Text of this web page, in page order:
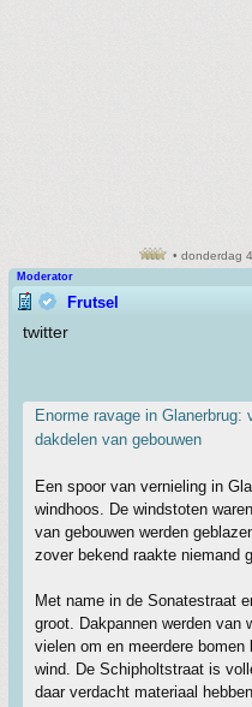
• donderdag
Moderator
Frutsel
twitter
Enorme ravage in
dakdelen van gebouwen
Een spoor van vernieling in
windhoos. De windstoten
van gebouwen werden
zover bekend raakte niemand
Met name in de Sonatestraat
groot. Dakpannen werden van
vielen om en meerdere
wind. De Schipholtstraat is
daar verdacht materiaal